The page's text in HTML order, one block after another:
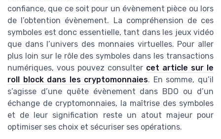
confiance, que ce soit pour un évènement pièce ou lors
de l’obtention évènement. La compréhension de ces
symboles est donc essentielle, tant dans les jeux vidéo
que dans l’univers des monnaies virtuelles. Pour aller
plus loin sur le rôle des symboles dans les transactions
numériques, vous pouvez consulter cet article sur le
roll block dans les cryptomonnaies. En somme, qu’il
s’agisse d’une quête évènement dans BDO ou d’un
échange de cryptomonnaies, la maîtrise des symboles
et de leur signification reste un atout majeur pour
optimiser ses choix et sécuriser ses opérations.